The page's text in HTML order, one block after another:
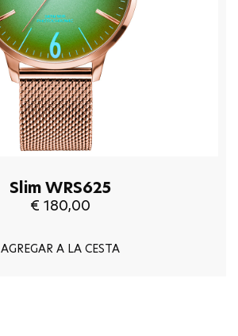
Slim WRS625
€ 180,00
AGREGAR A LA CESTA